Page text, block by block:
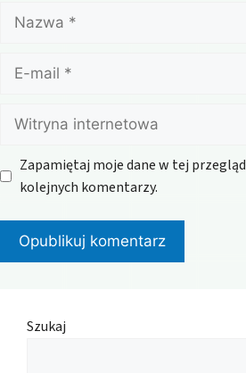
Nazwa
mail
Witryna
internetowa
Zapamiętaj moje dane w tej
kolejnych komentarzy.
Szukaj